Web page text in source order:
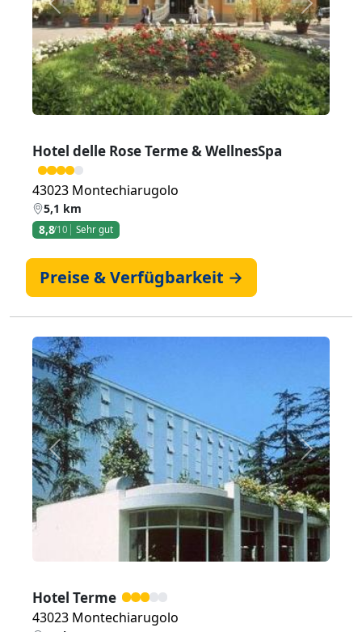
Zurück Weiter
Hotel delle Rose Terme & WellnesSpa
43023 Montechiarugolo
5,1 km
8,8/10 Sehr gut
Preise & Verfügbarkeit →
Zurück Weiter
Hotel Terme
43023 Montechiarugolo